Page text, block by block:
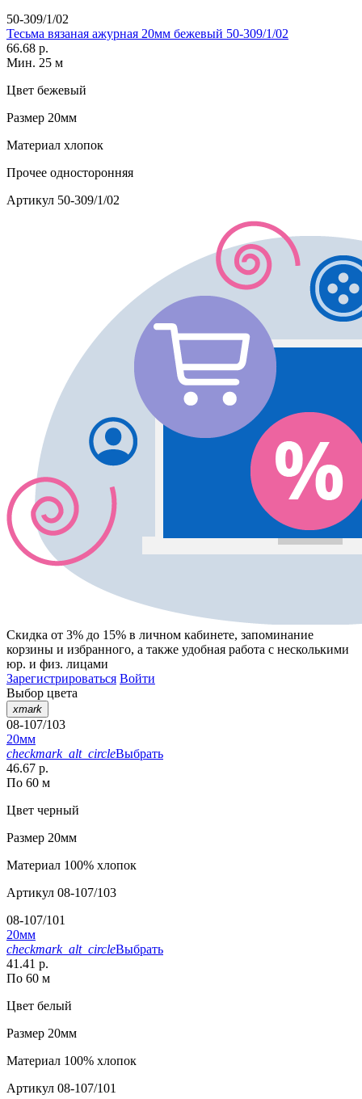
50-309/1/02
Тесьма вязаная ажурная 20мм бежевый 50-309/1/02
66.68 р.
Мин. 25 м
Цвет бежевый
Размер 20мм
Материал хлопок
Прочее односторонняя
Артикул 50-309/1/02
Скидка от 3% до 15% в личном кабинете, запоминание
корзины и избранного, а также удобная работа с несколькими
юр. и физ. лицами
Зарегистрироваться Войти
Выбор цвета
xmark
08-107/103
20мм
checkmark_alt_circleВыбрать
46.67 р.
По 60 м
Цвет черный
Размер 20мм
Материал 100% хлопок
Артикул 08-107/103
08-107/101
20мм
checkmark_alt_circleВыбрать
41.41 р.
По 60 м
Цвет белый
Размер 20мм
Материал 100% хлопок
Артикул 08-107/101